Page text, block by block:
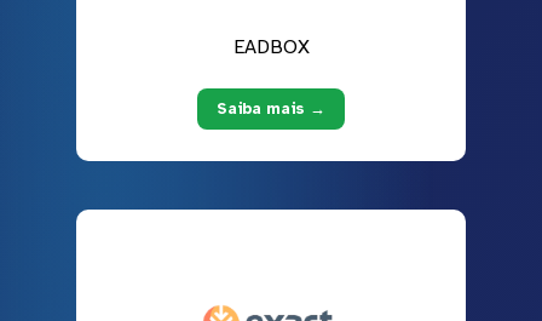
EADBOX
Saiba mais →